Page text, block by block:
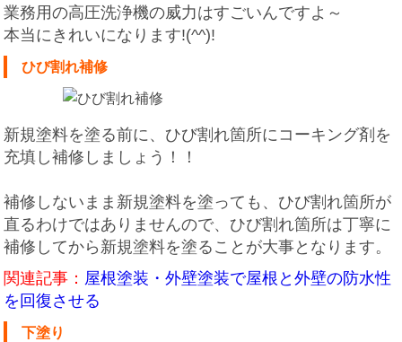
業務用の高圧洗浄機の威力はすごいんですよ～
本当にきれいになります!(^^)!
ひび割れ補修
新規塗料を塗る前に、ひび割れ箇所にコーキング剤を
充填し補修しましょう！！
補修しないまま新規塗料を塗っても、ひび割れ箇所が
直るわけではありませんので、ひび割れ箇所は丁寧に
補修してから新規塗料を塗ることが大事となります。
関連記事： 屋根塗装・外壁塗装で屋根と外壁の防水性
を回復させる
下塗り